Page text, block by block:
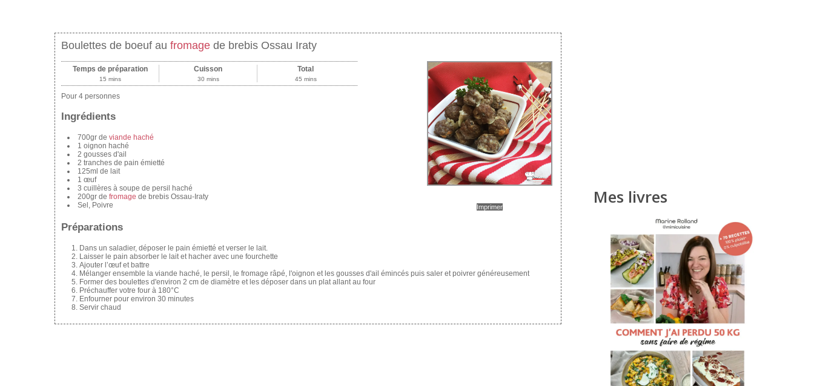
Boulettes de boeuf au fromage de brebis Ossau Iraty
Imprimer
Temps de préparation
15 mins
Cuisson
30 mins
Total
45 mins
Pour 4 personnes
Ingrédients
700gr de viande haché
1 oignon haché
2 gousses d'ail
2 tranches de pain émietté
125ml de lait
1 œuf
3 cuillères à soupe de persil haché
200gr de fromage de brebis Ossau-Iraty
Sel, Poivre
Préparations
Dans un saladier, déposer le pain émietté et verser le lait.
Laisser le pain absorber le lait et hacher avec une fourchette
Ajouter l’œuf et battre
Mélanger ensemble la viande haché, le persil, le fromage râpé, l'oignon et les gousses d'ail émincés puis saler et poivrer généreusement
Former des boulettes d'environ 2 cm de diamètre et les déposer dans un plat allant au four
Préchauffer votre four à 180°C
Enfourner pour environ 30 minutes
Servir chaud
Mes livres